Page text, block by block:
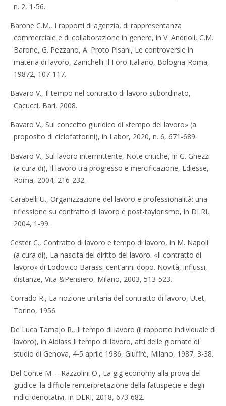
n. 2, 1-56.
Barone C.M., I rapporti di agenzia, di rappresentanza
commerciale e di collaborazione in genere, in V. Andrioli, C.M.
Barone, G. Pezzano, A. Proto Pisani, Le controversie in
materia di lavoro, Zanichelli-Il Foro Italiano, Bologna-Roma,
19872, 107-117.
Bavaro V., Il tempo nel contratto di lavoro subordinato,
Cacucci, Bari, 2008.
Bavaro V., Sul concetto giuridico di «tempo del lavoro» (a
proposito di ciclofattorini), in Labor, 2020, n. 6, 671-689.
Bavaro V., Sul lavoro intermittente, Note critiche, in G. Ghezzi
(a cura di), Il lavoro tra progresso e mercificazione, Ediesse,
Roma, 2004, 216-232.
Carabelli U., Organizzazione del lavoro e professionalità: una
riflessione su contratto di lavoro e post-taylorismo, in DLRI,
2004, 1-99.
Cester C., Contratto di lavoro e tempo di lavoro, in M. Napoli
(a cura di), La nascita del diritto del lavoro. «Il contratto di
lavoro» di Lodovico Barassi cent’anni dopo. Novità, influssi,
distanze, Vita &Pensiero, Milano, 2003, 513-523.
Corrado R., La nozione unitaria del contratto di lavoro, Utet,
Torino, 1956.
De Luca Tamajo R., Il tempo di lavoro (il rapporto individuale di
lavoro), in Aidlass Il tempo di lavoro, atti delle giornate di
studio di Genova, 4-5 aprile 1986, Giuffrè, Milano, 1987, 3-38.
Del Conte M. – Razzolini O., La gig economy alla prova del
giudice: la difficile reinterpretazione della fattispecie e degli
indici denotativi, in DLRI, 2018, 673-682.